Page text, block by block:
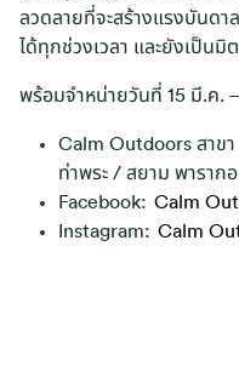
ลวดลายที่จะสร้างแรงบันดา
ได้ทุกช่วงเวลา และยังเป็น
พร้อมจำหน่ายวันที่ 15 มี.ค.
Calm Outdoors สาขา
ท่าพระ / สยาม พาราก
Facebook: Calm
Instagram: Calm